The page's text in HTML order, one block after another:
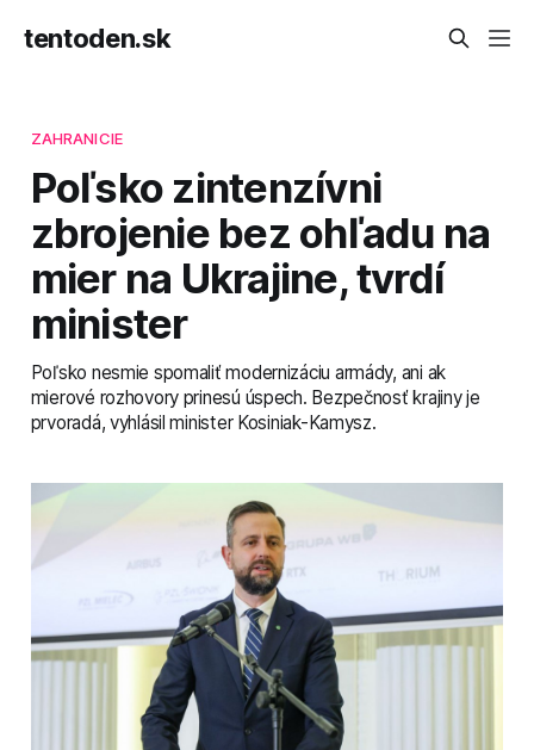
tentoden.sk
ZAHRANICIE
Poľsko zintenzívni
zbrojenie bez ohľadu na
mier na Ukrajine, tvrdí
minister
Poľsko nesmie spomaliť modernizáciu armády, ani ak
mierové rozhovory prinesú úspech. Bezpečnosť krajiny je
prvoradá, vyhlásil minister Kosiniak-Kamysz.